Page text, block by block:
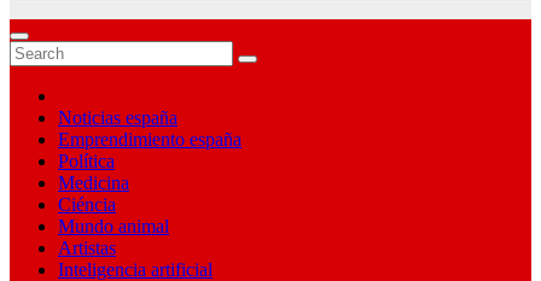
Noticias españa
Emprendimiento españa
Política
Medicina
Ciéncia
Mundo animal
Artistas
Inteligencia artificial